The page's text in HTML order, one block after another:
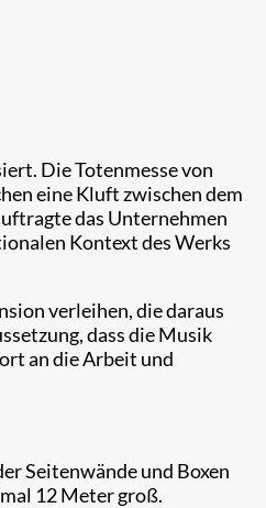
Die Totenmesse von
eine Kluft zwischen dem
das Unternehmen
Kontext des Werks
verleihen, die daraus
dass die Musik
an die Arbeit und
Seitenwände und Boxen
12 Meter groß.